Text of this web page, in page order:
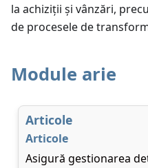
la achiziții și vânzări,
de procesele de
Module arie
Articole
Articole
Asigură gestionarea